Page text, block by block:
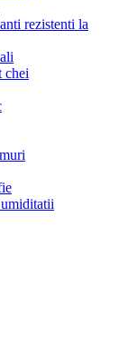
rezistenti la
chei